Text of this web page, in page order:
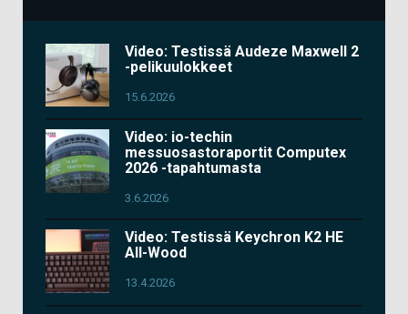
Video: Testissä Audeze Maxwell 2
-pelikuulokkeet
15.6.2026
Video: io-techin
messuosastoraportit Computex
2026 -tapahtumasta
3.6.2026
Video: Testissä Keychron K2 HE
All-Wood
13.4.2026